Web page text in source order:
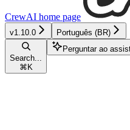
CrewAI home page
v1.10.0 Português (BR)
Search...
⌘ K
Perguntar ao